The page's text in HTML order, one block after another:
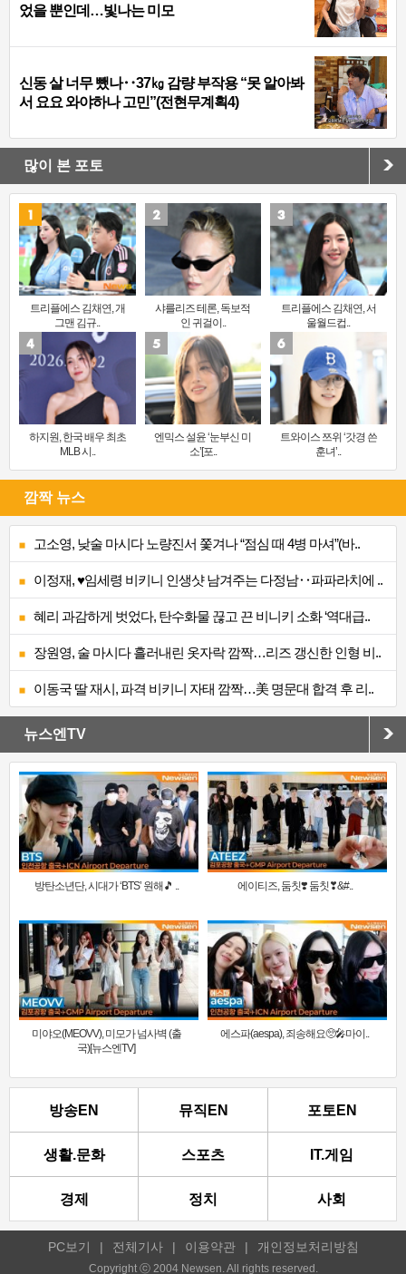
었을 뿐인데…빛나는 미모
신동 살 너무 뺐나‥37㎏ 감량 부작용 “못 알아봐
서 요요 와야하나 고민”(전현무계획4)
많이 본 포토
트리플에스 김채연, 개
그맨 김규..
샤를리즈 테론, 독보적
인 귀걸이..
트리플에스 김채연, 서
울월드컵..
하지원, 한국 배우 최초
MLB 시..
엔믹스 설윤 ‘눈부신 미
소’[포..
트와이스 쯔위 ‘갓경 쓴
훈녀’..
깜짝 뉴스
고소영, 낮술 마시다 노량진서 쫓겨나 “점심 때 4병 마셔”(바..
이정재, ♥임세령 비키니 인생샷 남겨주는 다정남‥파파라치에 ..
혜리 과감하게 벗었다, 탄수화물 끊고 끈 비니키 소화 ‘역대급..
장원영, 술 마시다 흘러내린 옷자락 깜짝…리즈 갱신한 인형 비..
이동국 딸 재시, 파격 비키니 자태 깜짝…美 명문대 합격 후 리..
뉴스엔TV
방탄소년단, 시대가 ‘BTS’ 원해🎵 .. 에이티즈, 둠칫❣️ 둠칫❣&#..
미야오(MEOVV), 미모가 넘사벽 (출
국)[뉴스엔TV]
에스파(aespa), 죄송해요🥺🎤마이..
방송EN 뮤직EN 포토EN
생활.문화 스포츠 IT.게임
경제 정치 사회
PC보기 | 전체기사 | 이용약관 | 개인정보처리방침
Copyright ⓒ 2004 Newsen. All rights reserved.